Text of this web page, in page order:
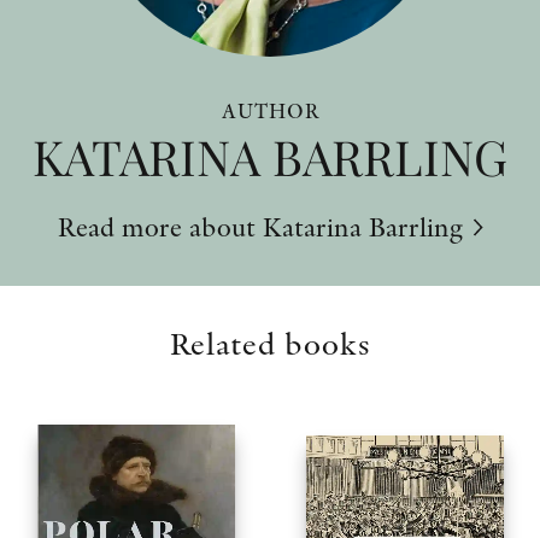
AUTHOR
KATARINA BARRLING
Read more about Katarina Barrling
Related books